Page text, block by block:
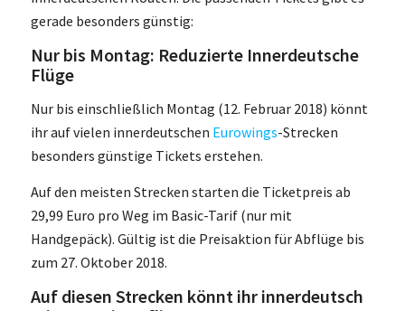
gerade besonders günstig:
Nur bis Montag: Reduzierte Innerdeutsche
Flüge
Nur bis einschließlich Montag (12. Februar 2018) könnt
ihr auf vielen innerdeutschen Eurowings-Strecken
besonders günstige Tickets erstehen.
Auf den meisten Strecken starten die Ticketpreis ab
29,99 Euro pro Weg im Basic-Tarif (nur mit
Handgepäck). Gültig ist die Preisaktion für Abflüge bis
zum 27. Oktober 2018.
Auf diesen Strecken könnt ihr innerdeutsch